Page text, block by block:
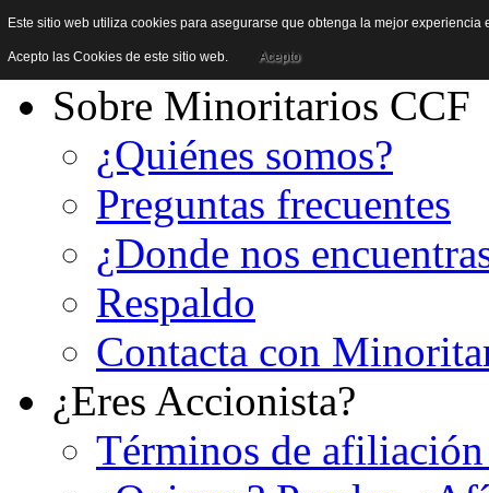
Sobre Minoritarios CCF
¿Quiénes somos?
Preguntas frecuentes
¿Donde nos
Respaldo
Contacta con
¿Eres Accionista?
Términos de
Este sitio web utiliza cookies para asegurarse que obtenga la mejor
Acepto las Cookies de este sitio web. Acepto